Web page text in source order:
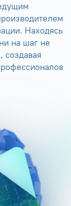
Находясь
на шаг не
создавая